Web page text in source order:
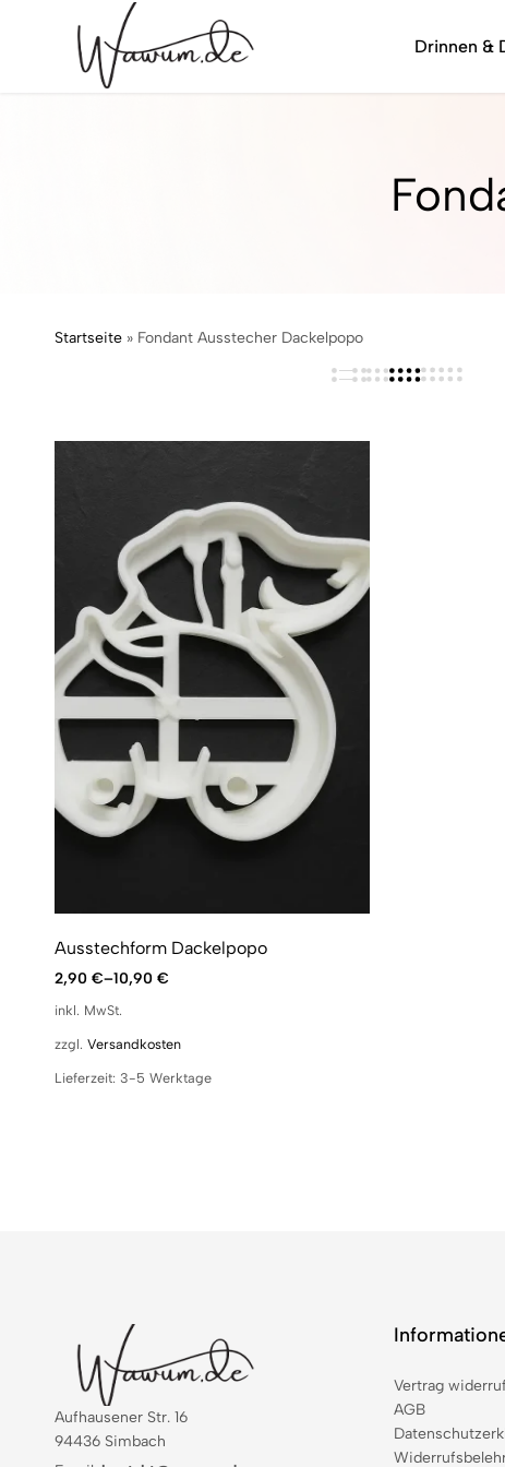
Drinnen &
Startseite » Fondant Ausstecher Dackelpopo
Ausstechform Dackelpopo
2,90 €–10,90 €
inkl. MwSt.
zzgl. Versandkosten
Lieferzeit: 3-5 Werktage
Aufhausener Str. 16
94436 Simbach
Vertrag
AGB